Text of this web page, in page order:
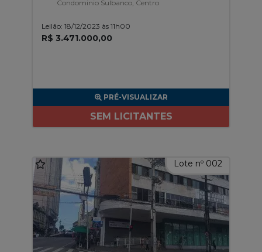
Condominio Sulbanco, Centro
Leilão: 18/12/2023 às 11h00
R$ 3.471.000,00
PRÉ-VISUALIZAR
SEM LICITANTES
Lote nº 002